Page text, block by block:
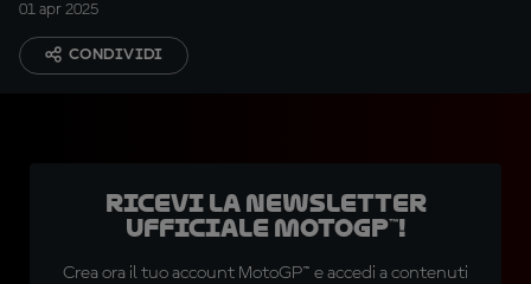
01 apr 2025
CONDIVIDI
Ricevi la newsletter
ufficiale MotoGP™!
Crea ora il tuo account MotoGP™ e accedi a contenuti